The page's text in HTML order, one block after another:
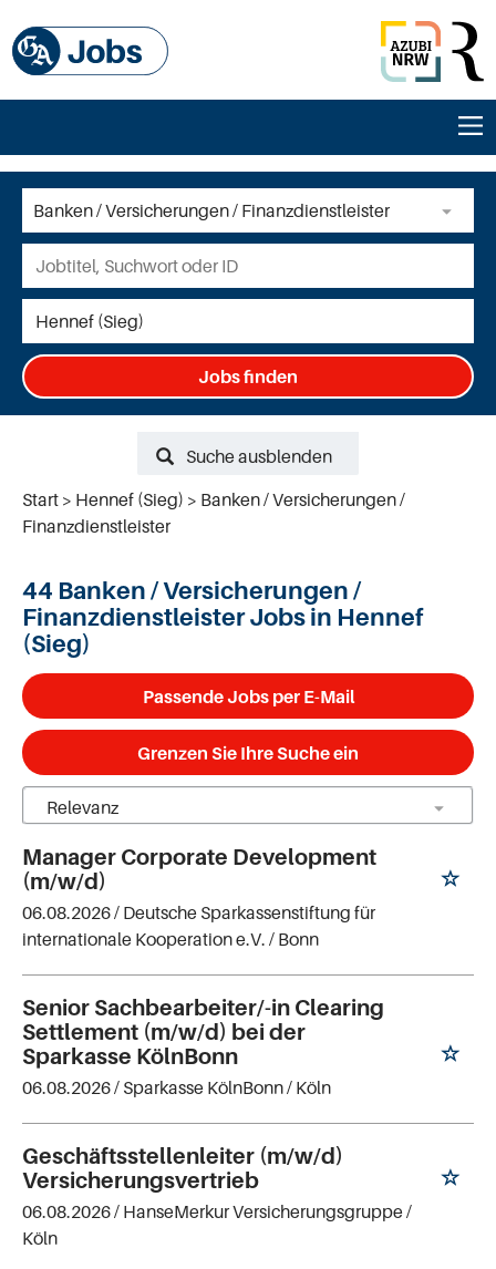
Jobs finden
Suche ausblenden
Start
Hennef (Sieg)
Banken / Versicherungen /
Finanzdienstleister
44 Banken / Versicherungen /
Finanzdienstleister Jobs in Hennef
(Sieg)
Passende Jobs per E-Mail
Grenzen Sie Ihre Suche ein
Manager Corporate Development
(m/w/d)
06.08.2026 / Deutsche Sparkassenstiftung für
internationale Kooperation e.V. / Bonn
Senior Sachbearbeiter/-in Clearing
Settlement (m/w/d) bei der
Sparkasse KölnBonn
06.08.2026 / Sparkasse KölnBonn/ Köln
Geschäftsstellenleiter (m/w/d)
Versicherungsvertrieb
06.08.2026 / HanseMerkur Versicherungsgruppe/
Köln